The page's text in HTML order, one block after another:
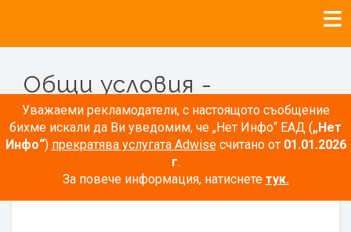
Уважаеми рекламодатели, с настоящото съобщение
бихме искали да Ви уведомим, че „Нет Инфо“ ЕАД („Нет
Инфо“) прекратява услугата Adwiseсчитано от 01.01.2026
г.
За повече информация, натиснете тук.
Общи условия -
Рекламодатели
ОБЩИ УСЛОВИЯ